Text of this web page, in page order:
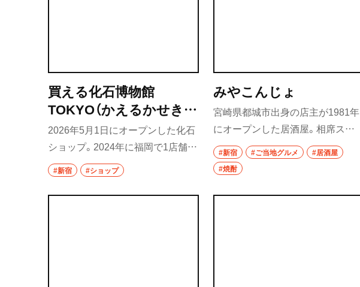
買える化石博物館
TOKYO（かえるかせきは
くぶつかん とうきょう）
2026年5月1日にオープンした化石
ショップ。2024年に福岡で1店舗目
がオープンし、その反響を受けて東
京にも進出した。オーナーはもと
もと趣味で化石を買い集めていた
#新宿 #ショップ
みやこんじょ
宮崎県都城市出身の店主が1981年
にオープンした居酒屋。相席スタ
イルでアットホームな雰囲気が魅
力。宮崎発祥のチキン南蛮など、地
元の味がそろう。
#新宿 #ご当地グルメ
#居酒屋
#焼酎